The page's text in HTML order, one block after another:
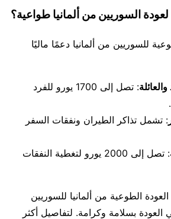
السوريين من ألمانيا طواعية؟
للسوريين من ألمانيا دعمًا ماليًا
: تصل إلى 1700 يورو للفرد
: تشمل تذاكر الطيران ونفقات السفر
: تصل إلى 2000 يورو لتغطية النفقات
الطوعية من ألمانيا للسوريين
العودة بسلامة وكرامة. لتفاصيل أكثر